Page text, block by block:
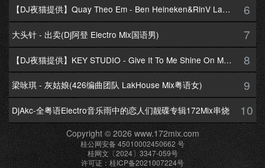
【DJ夜猫提供】Quay Theo Em - Ben Heineken&RinV LakHouse Mix 6
大头针 - 出卖(Dj阿登 Electro Mix国语男) 7
【DJ夜猫提供】KEY STUDIO - Give It To Me Shine On Me By Lambo Thea 8
梁咏琪 - 灰姑娘(426编曲团队 LakHouse Mix粤语女) 9
DjAkc-全粤语Electro音乐雨中的恋人们靓碟专辑172Mix串烧 10
Copyright © 2026 www.172mix.com
桂公网安备 45010002450662 号
桂网文〔2024〕3347-059号
许可证：桂ICP备2021007224号